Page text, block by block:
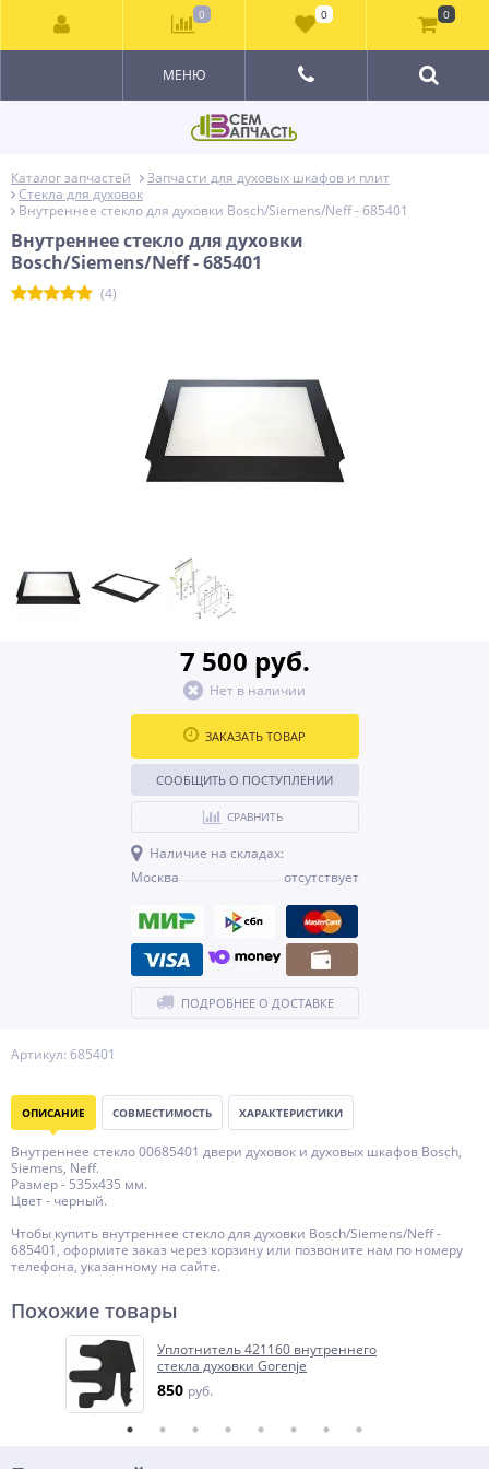
МЕНЮ
Каталог запчастей
Запчасти для духовых шкафов и плит
Стекла для духовок
Внутреннее стекло для духовки Bosch/Siemens/Neff - 685401
Внутреннее стекло для духовки
Bosch/Siemens/Neff - 685401
(4)
Артикул: 685401
7 500 руб.
Нет в наличии
ЗАКАЗАТЬ ТОВАР
СООБЩИТЬ О ПОСТУПЛЕНИИ
СРАВНИТЬ
Наличие на складах:
Москва
отсутствует
ПОДРОБНЕЕ О ДОСТАВКЕ
ОПИСАНИЕ СОВМЕСТИМОСТЬ ХАРАКТЕРИСТИКИ
Внутреннее стекло 00685401 двери духовок и духовых шкафов Bosch,
Siemens, Neff.
Размер - 535x435 мм.
Цвет - черный.
Чтобы купить внутреннее стекло для духовки Bosch/Siemens/Neff -
685401, оформите заказ через корзину или позвоните нам по номеру
телефона, указанному на сайте.
Похожие товары
Уплотнитель 421160 внутреннего
стекла духовки Gorenje
850 руб.
0 0 0